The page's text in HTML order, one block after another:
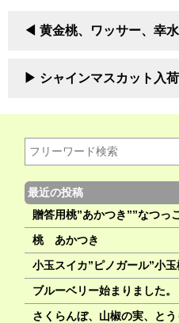
黄金桃、ワッサー、幸水
シャインマスカット入荷
最近の投稿
贈答用桃”あかつき””なつっ
桃 あかつき
小玉スイカ”ピノガール”小
ブルーベリー始まりました。
さくらんぼ、山椒の実、と